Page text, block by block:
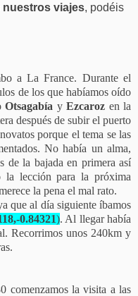
viajes, podéis
a La France. Durante el
de los que habíamos oído
Otsagabía y Ezcaroz en la
después de subir el puerto
porque el tema se las
No había un alma,
de la bajada en primera así
la lección para la próxima
la pena el mal rato.
que al día siguiente íbamos
0.84321). Al llegar había
Recorrimos unos 240km y
comenzamos la visita a las